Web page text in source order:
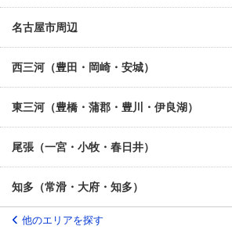
名古屋市周辺
西三河（豊田・岡崎・安城）
東三河（豊橋・蒲郡・豊川・伊良湖）
尾張（一宮・小牧・春日井）
知多（常滑・大府・知多）
他のエリアを探す